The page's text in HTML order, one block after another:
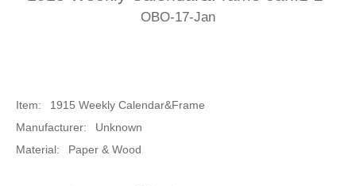
OBO-17-Jan
Item: 1915 Weekly Calendar&Frame
Manufacturer: Unknown
Material: Paper & Wood